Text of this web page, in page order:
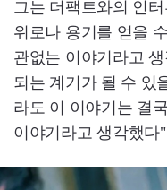
그는 더팩트와의 인
위로나 용기를 얻을
관없는 이야기라고
되는 계기가 될 수 있
라도 이 이야기는 결
이야기라고 생각했다